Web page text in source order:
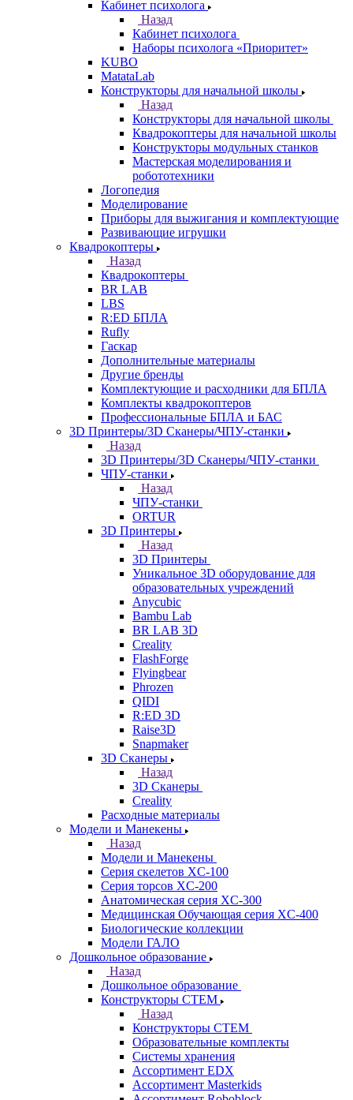
Кабинет психолога
Назад
Кабинет психолога
Наборы психолога «Приоритет»
KUBO
MatataLab
Конструкторы для начальной школы
Назад
Конструкторы для начальной школы
Квадрокоптеры для начальной школы
Конструкторы модульных станков
Мастерская моделирования и
робототехники
Логопедия
Моделирование
Приборы для выжигания и комплектующие
Развивающие игрушки
Квадрокоптеры
Назад
Квадрокоптеры
BR LAB
LBS
R:ED БПЛА
Rufly
Гаскар
Дополнительные материалы
Другие бренды
Комплектующие и расходники для БПЛА
Комплекты квадрокоптеров
Профессиональные БПЛА и БАС
3D Принтеры/3D Сканеры/ЧПУ-станки
Назад
3D Принтеры/3D Сканеры/ЧПУ-станки
ЧПУ-станки
Назад
ЧПУ-станки
ORTUR
3D Принтеры
Назад
3D Принтеры
Уникальное 3D оборудование для
образовательных учреждений
Anycubic
Bambu Lab
BR LAB 3D
Creality
FlashForge
Flyingbear
Phrozen
QIDI
R:ED 3D
Raise3D
Snapmaker
3D Сканеры
Назад
3D Сканеры
Creality
Расходные материалы
Модели и Манекены
Назад
Модели и Манекены
Серия скелетов XC-100
Серия торсов XC-200
Анатомическая серия XC-300
Медицинская Обучающая серия XC-400
Биологические коллекции
Модели ГАЛО
Дошкольное образование
Назад
Дошкольное образование
Конструкторы СТЕМ
Назад
Конструкторы СТЕМ
Образовательные комплекты
Системы хранения
Ассортимент EDX
Ассортимент Masterkids